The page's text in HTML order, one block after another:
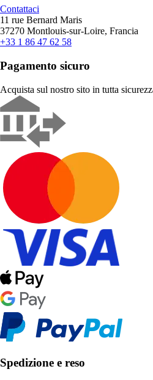
Contattaci
11 rue Bernard Maris
37270 Montlouis-sur-Loire, Francia
+33 1 86 47 62 58
Pagamento sicuro
Acquista sul nostro sito in tutta
Spedizione e reso